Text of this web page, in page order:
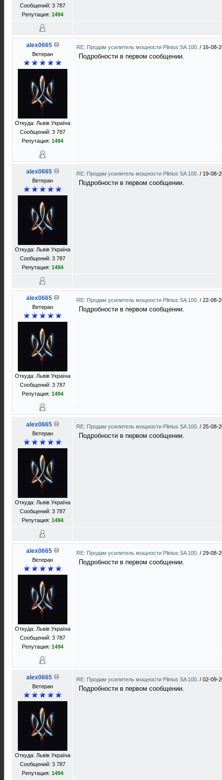
Сообщений: 3 787
Репутация: 1494
alex0665
Ветеран
Откуда: Львів Україна
Сообщений: 3 787
Репутация: 1494
RE: Продам усилитель мощности Plinius SA 100. / 16-08-
Подробности в первом сообщении.
alex0665
Ветеран
Откуда: Львів Україна
Сообщений: 3 787
Репутация: 1494
RE: Продам усилитель мощности Plinius SA 100. / 19-08-
Подробности в первом сообщении.
alex0665
Ветеран
Откуда: Львів Україна
Сообщений: 3 787
Репутация: 1494
RE: Продам усилитель мощности Plinius SA 100. / 22-08-
Подробности в первом сообщении.
alex0665
Ветеран
Откуда: Львів Україна
Сообщений: 3 787
Репутация: 1494
RE: Продам усилитель мощности Plinius SA 100. / 25-08-
Подробности в первом сообщении.
alex0665
Ветеран
Откуда: Львів Україна
Сообщений: 3 787
Репутация: 1494
RE: Продам усилитель мощности Plinius SA 100. / 29-08-
Подробности в первом сообщении.
alex0665
Ветеран
Откуда: Львів Україна
Сообщений: 3 787
Репутация: 1494
RE: Продам усилитель мощности Plinius SA 100. / 02-09-
Подробности в первом сообщении.